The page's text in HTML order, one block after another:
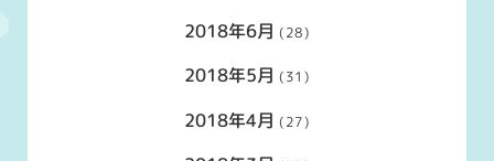
2018年6月 (28)
2018年5月 (31)
2018年4月 (27)